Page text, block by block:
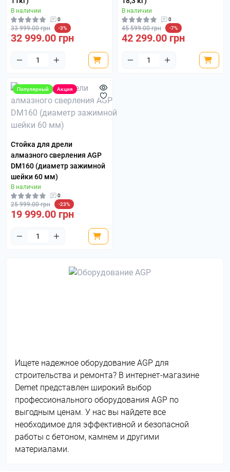
В наличии
0
33 999.00 грн -3%
32 999.00 грн
В наличии
0
45 599.00 грн -7%
42 299.00 грн
Популярный Акция
Стойка для дрели
алмазного сверления AGP
DM160 (диаметр зажимной
шейки 60 мм)
В наличии
0
25 999.00 грн -23%
19 999.00 грн
Ищете надежное оборудование AGP для
строительства и ремонта? В интернет-магазине
Demet представлен широкий выбор
профессионального оборудования AGP по
выгодным ценам. У нас вы найдете все
необходимое для эффективной и безопасной
работы с бетоном, камнем и другими
материалами.